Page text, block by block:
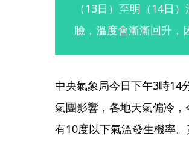
（13日）至明（14日
臉，溫度會漸漸回升，
中央氣象局今日下午3時14
氣團影響，各地天氣偏冷
有10度以下氣溫發生機率